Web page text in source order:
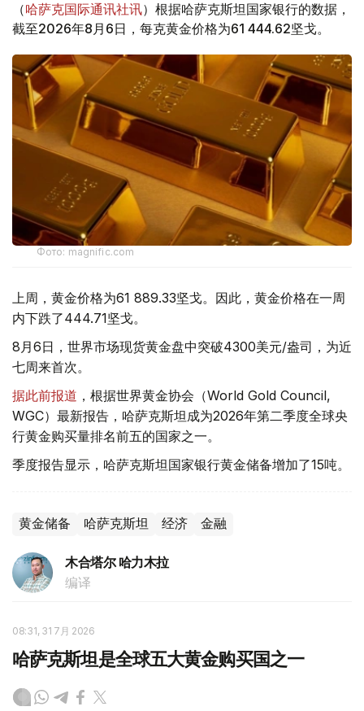
（哈萨克国际通讯社讯）根据哈萨克斯坦国家银行的数据，
截至2026年8月6日，每克黄金价格为61 444.62坚戈。
Фото: magnific.com
上周，黄金价格为61 889.33坚戈。因此，黄金价格在一周
内下跌了444.71坚戈。
8月6日，世界市场现货黄金盘中突破4300美元/盎司，为近
七周来首次。
据此前报道 ，根据世界黄金协会（World Gold Council,
WGC）最新报告，哈萨克斯坦成为2026年第二季度全球央
行黄金购买量排名前五的国家之一。
季度报告显示，哈萨克斯坦国家银行黄金储备增加了15吨。
黄金储备 哈萨克斯坦 经济 金融
木合塔尔 哈力木拉
编译
08:31, 31 7月 2026
哈萨克斯坦是全球五大黄金购买国之一